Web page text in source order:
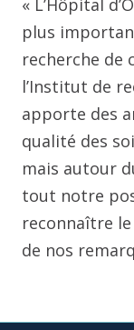
« L’Hôpital
plus
recherche de
l’Institut de
apporte des
qualité des
mais autour
tout notre
reconnaître
de nos